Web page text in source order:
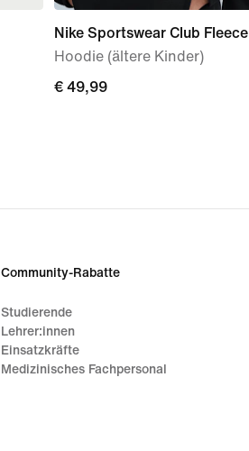
Nike Sportswear Club Fleece
Hoodie (ältere Kinder)
€ 49,99
€ 49,99
Community-Rabatte
Studierende
Lehrer:innen
Einsatzkräfte
Medizinisches Fachpersonal